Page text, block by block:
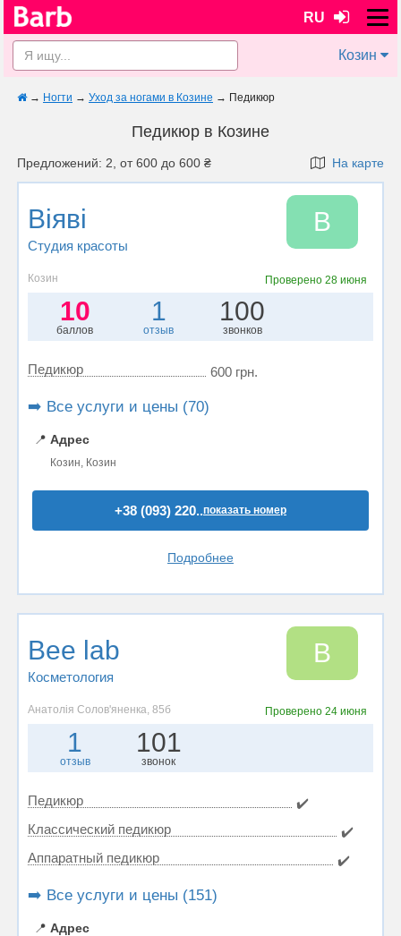
RU
Козин
→ Ногти → Уход за ногами в Козине → Педикюр
Педикюр в Козине
Предложений: 2, от 600 до 600 ₴ На карте
Віяві
Студия красоты
В
Козин Проверено 28 июня
10
баллов
1
отзыв
100
звонков
Педикюр 600 грн.
➡️ Все услуги и цены (70)
📍 Адрес
Козин, Козин
+38 (093) 220..показать номер
Подробнее
Bee lab
Косметология
B
Анатолія Солов'яненка, 85б Проверено 24 июня
1
отзыв
101
звонок
Педикюр
✔️
Классический педикюр
✔️
Аппаратный педикюр
✔️
➡️ Все услуги и цены (151)
📍 Адрес